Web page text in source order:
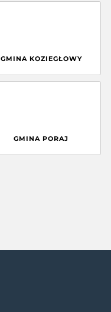
GMINA KOZIEGŁOWY
GMINA PORAJ